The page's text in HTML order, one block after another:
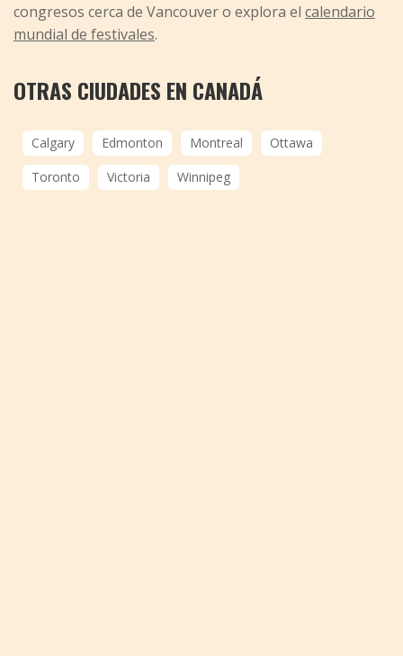
congresos cerca de Vancouver o explora el calendario
mundial de festivales.
OTRAS CIUDADES EN CANADÁ
Calgary Edmonton Montreal
Ottawa
Toronto
Victoria Winnipeg